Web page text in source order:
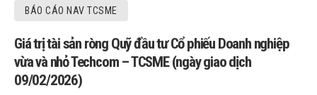
BÁO CÁO NAV TCSME
Giá trị tài sản ròng Quỹ đầu tư Cổ phiếu Doanh nghiệp
vừa và nhỏ Techcom – TCSME (ngày giao dịch
09/02/2026)